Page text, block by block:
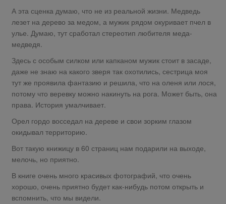
А эта сценка думаю, что не из реальной жизни. Медведь
лезет на дерево за медом, а мужик рядом окуривает пчел в
улье. Думаю, тут сработал стереотип любителя меда-
медведя.
Здесь с особым силком или капканом мужик стоит в засаде,
даже не знаю на какого зверя так охотились, сестрица моя
тут же проявила фантазию и решила, что на оленя или лося,
потому что веревку можно накинуть на рога. Может быть, она
права. История умалчивает.
Орел гордо восседал на дереве и свои зорким глазом
окидывал территорию.
Вот такую книжицу в 60 страниц нам подарили на выходе,
мелочь, но приятно.
В книге очень много красивых фотографий, что очень
хорошо, очень приятно будет как-нибудь потом открыть и
вспомнить, что мы видели.